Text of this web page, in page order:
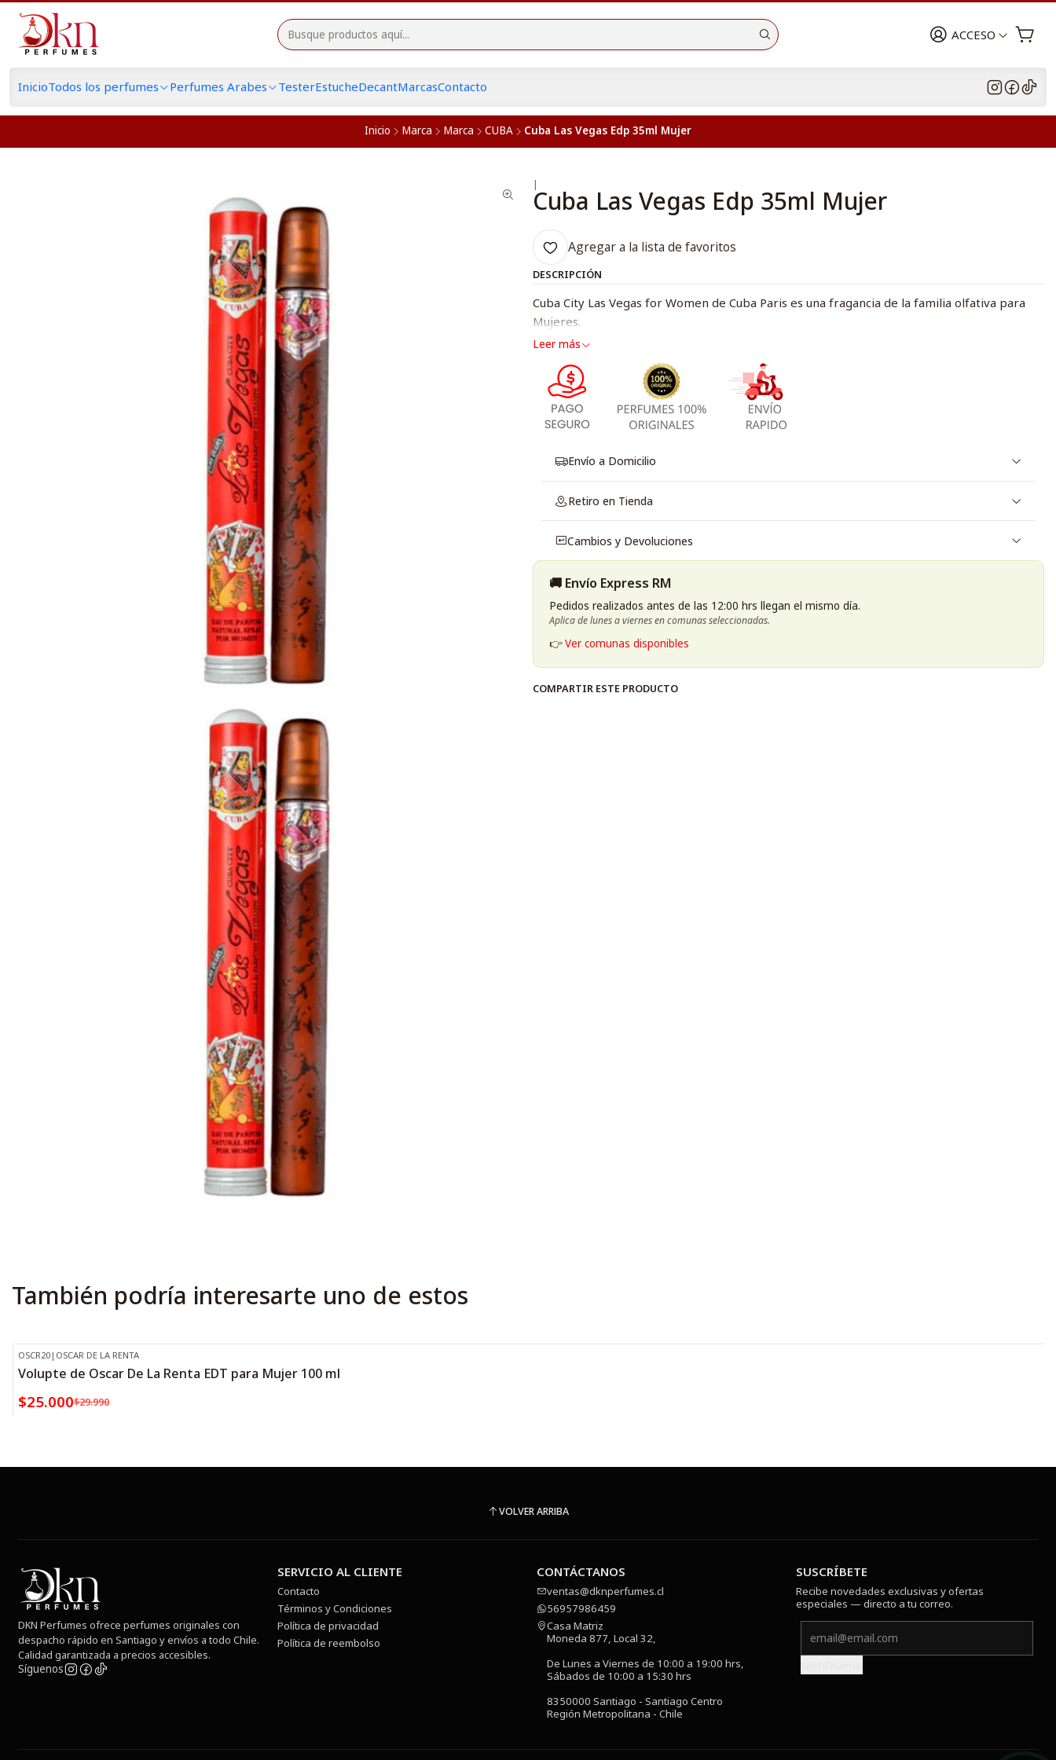
ACCESO
InicioTodos los perfumes Perfumes Arabes TesterEstucheDecantMarcasContacto
Inicio Marca Marca CUBA Cuba Las Vegas Edp 35ml Mujer
|
Cuba Las Vegas Edp 35ml Mujer
Agregar a la lista de favoritos
DESCRIPCIÓN
Cuba City Las Vegas for Women de Cuba Paris es una fragancia de la familia olfativa para
Mujeres.
Leer más
Envío a Domicilio
Retiro en Tienda
Cambios y Devoluciones
🚚 Envío Express RM
Pedidos realizados antes de las 12:00 hrs llegan el mismo día.
Aplica de lunes a viernes en comunas seleccionadas.
👉Ver comunas disponibles
COMPARTIR ESTE PRODUCTO
También podría interesarte uno de estos
-17% OFF
OSCR20 | OSCAR DE LA RENTA
Volupte de Oscar De La Renta EDT para Mujer 100 ml
$25.000$29.990
VOLVER ARRIBA
DKN Perfumes ofrece perfumes originales con
despacho rápido en Santiago y envíos a todo Chile.
Calidad garantizada a precios accesibles.
Síguenos
SERVICIO AL CLIENTE
Contacto
Términos y Condiciones
Política de privacidad
Política de reembolso
CONTÁCTANOS
ventas@dknperfumes.cl
56957986459
Casa Matriz
Moneda 877, Local 32,
De Lunes a Viernes de 10:00 a 19:00 hrs,
Sábados de 10:00 a 15:30 hrs
8350000 Santiago - Santiago Centro
Región Metropolitana - Chile
SUSCRÍBETE
Recibe novedades exclusivas y ofertas
especiales — directo a tu correo.